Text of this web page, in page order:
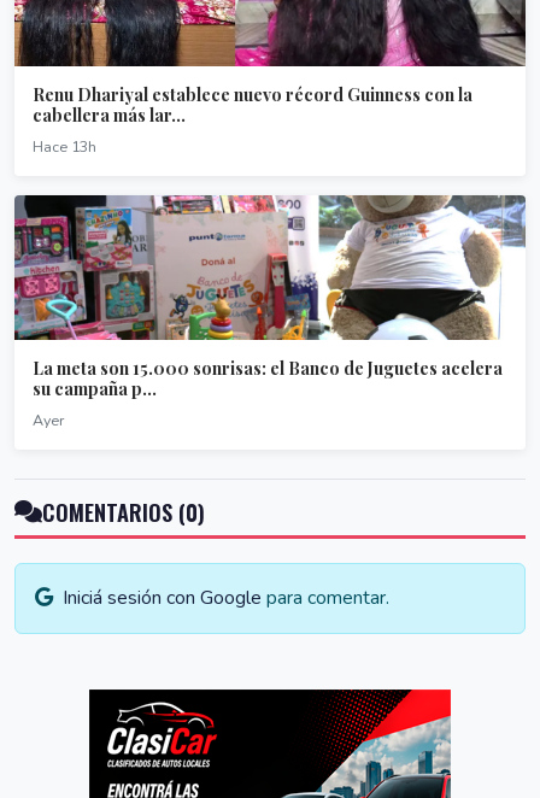
Renu Dhariyal establece nuevo récord Guinness con la
cabellera más lar...
Hace 13h
La meta son 15.000 sonrisas: el Banco de Juguetes acelera
su campaña p...
Ayer
COMENTARIOS (0)
Iniciá sesión con Google para comentar.